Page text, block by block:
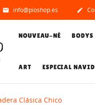
 info@pioshop.es 
NOUVEAU-NÉ BODYS
ART ESPECIAL
Clásica Chico